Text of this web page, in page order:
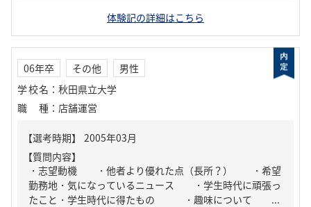
体験記の詳細はこちら
06年卒 その他
男性
学校名 ： 秋田県立大学
職種 ： 店舗運営
【質問内容】
・志望動機 ・他者より優れた点（長所？） ・希望
勤務地・気になっているニュース ・学生時代に頑張っ
たこと・学生時代に得たもの ・趣味について ...